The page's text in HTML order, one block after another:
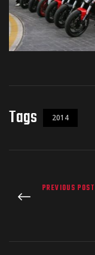
Tags 2014
PREVIOUS POST